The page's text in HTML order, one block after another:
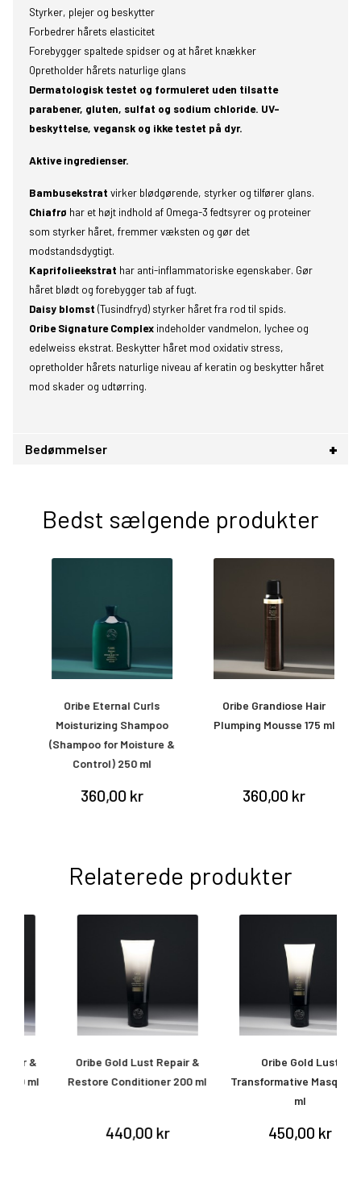
Styrker, plejer og beskytter
Forbedrer hårets elasticitet
Forebygger spaltede spidser og at håret knækker
Opretholder hårets naturlige glans
Dermatologisk testet og formuleret uden tilsatte
parabener, gluten, sulfat og sodium chloride. UV-
beskyttelse, vegansk og ikke testet på dyr.
Aktive ingredienser.
Bambusekstrat virker blødgørende, styrker og tilfører glans.
Chiafrø har et højt indhold af Omega-3 fedtsyrer og proteiner
som styrker håret, fremmer væksten og gør det
modstandsdygtigt.
Kaprifolieekstrat har anti-inflammatoriske egenskaber. Gør
håret blødt og forebygger tab af fugt.
Daisy blomst (Tusindfryd) styrker håret fra rod til spids.
Oribe Signature Complex indeholder vandmelon, lychee og
edelweiss ekstrat. Beskytter håret mod oxidativ stress,
opretholder hårets naturlige niveau af keratin og beskytter håret
mod skader og udtørring.
Bedømmelser
Bedst sælgende produkter
Oribe Eternal Curls
Moisturizing Shampoo
(Shampoo for Moisture &
Control) 250 ml
360,00 kr
Oribe Grandiose Hair
Plumping Mousse 175 ml
360,00 kr
Relaterede produkter
Oribe Gold Lust Repair &
Restore Conditioner 200 ml
440,00 kr
Oribe Gold Lust
Transformative Masque 150
450,00 kr